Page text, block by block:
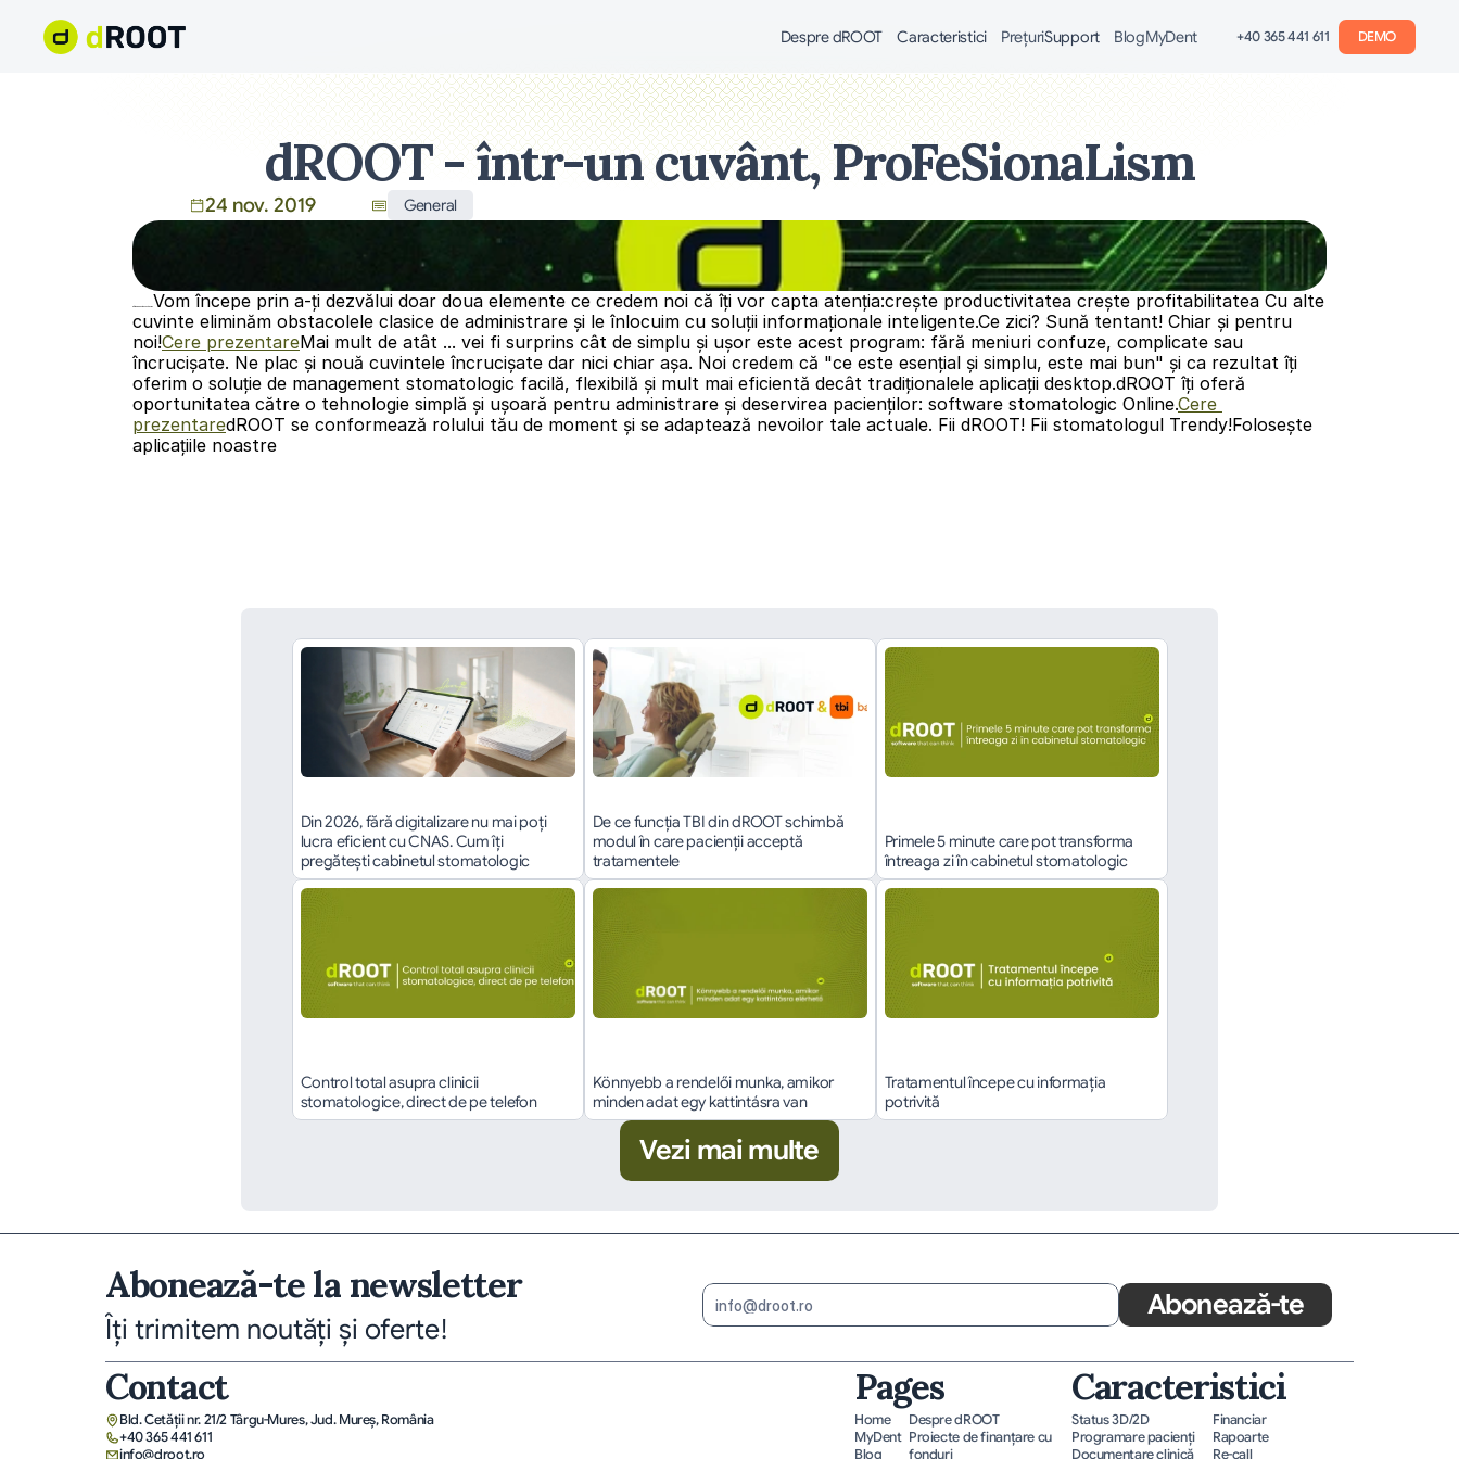
Despre dROOT Caracteristici Support
Preţuri BlogMyDent +40 365 441 611 DEMO
dROOT - într-un cuvânt, ProFeSionaLism
24 nov. 2019 General
Vom începe prin a-ți dezvălui doar doua elemente ce credem noi că îți vor capta atenția:crește productivitatea crește profitabilitatea Cu alte
cuvinte eliminăm obstacolele clasice de administrare și le înlocuim cu soluții informaționale inteligente.Ce zici? Sună tentant! Chiar și pentru
noi!Cere prezentareMai mult de atât ... vei fi surprins cât de simplu și ușor este acest program: fără meniuri confuze, complicate sau
încrucișate. Ne plac și nouă cuvintele încrucișate dar nici chiar așa. Noi credem că "ce este esențial și simplu, este mai bun" și ca rezultat îți
oferim o soluție de management stomatologic facilă, flexibilă și mult mai eficientă decât tradiționalele aplicații desktop.dROOT îți oferă
oportunitatea către o tehnologie simplă și ușoară pentru administrare și deservirea pacienților: software stomatologic Online.Cere
prezentaredROOT se conformează rolului tău de moment și se adaptează nevoilor tale actuale. Fii dROOT! Fii stomatologul Trendy!Folosește
aplicațiile noastre
Din 2026, fără digitalizare nu mai poți
lucra eficient cu CNAS. Cum îți
pregătești cabinetul stomatologic
De ce funcția TBI din dROOT schimbă
modul în care pacienții acceptă
tratamentele
Primele 5 minute care pot transforma
întreaga zi în cabinetul stomatologic
Control total asupra clinicii
stomatologice, direct de pe telefon
Könnyebb a rendelői munka, amikor
minden adat egy kattintásra van
Tratamentul începe cu informația
potrivită
Vezi mai multe
Abonează-te la newsletter
Îți trimitem noutăți și oferte!
Abonează-te
Contact
Bld. Cetății nr. 21/2 Târgu-Mures, Jud. Mureş, România
+40 365 441 611
info@droot.ro
Pages
Home
MyDent
Blog
Despre dROOT
Proiecte de finanțare cu
fonduri
Caracteristici
Status 3D/2D
Programare pacienţi
Documentare clinică
Financiar
Rapoarte
Re-call